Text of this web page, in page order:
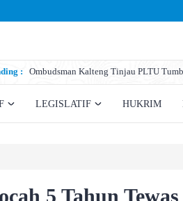
:
Ombudsman Kalteng Tinjau PLTU
Teknis
LEGISLATIF HUKRIM
5 Tahun Tewas